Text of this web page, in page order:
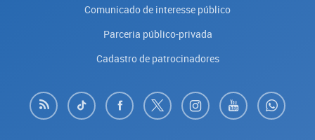
Comunicado de interesse público
Parceria público-privada
Cadastro de patrocinadores